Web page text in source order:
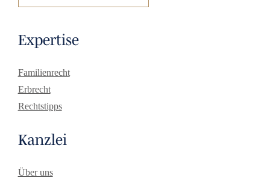
Expertise
Familienrecht
Erbrecht
Rechtstipps
Kanzlei
Über uns